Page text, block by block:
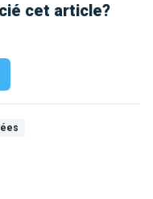
cet article?